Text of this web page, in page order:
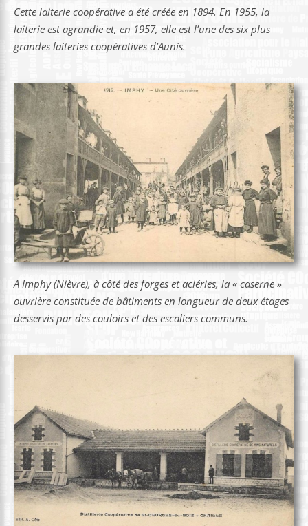
Cette laiterie coopérative a été créée en 1894. En 1955, la
laiterie est agrandie et, en 1957, elle est l’une des six plus
grandes laiteries coopératives d’Aunis.
A Imphy (Nièvre), à côté des forges et aciéries, la « caserne »
ouvrière constituée de bâtiments en longueur de deux étages
desservis par des couloirs et des escaliers communs.